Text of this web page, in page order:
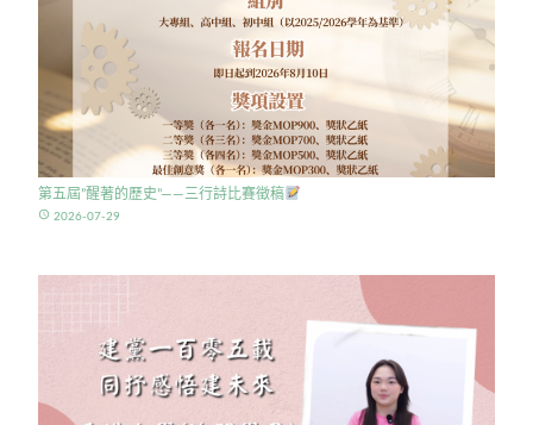
第五屆”醒著的歷史”——三行詩比賽徵稿
access_time 2026-07-29